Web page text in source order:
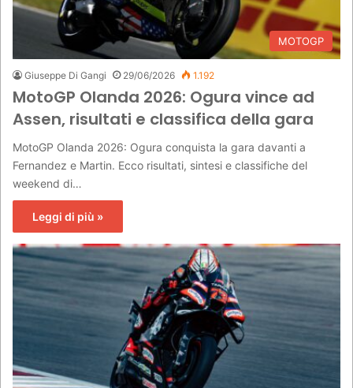
MOTOGP
Giuseppe Di Gangi 29/06/2026 1.192
MotoGP Olanda 2026: Ogura vince ad
Assen, risultati e classifica della gara
MotoGP Olanda 2026: Ogura conquista la gara davanti a
Fernandez e Martin. Ecco risultati, sintesi e classifiche del
weekend di…
Leggi di più »